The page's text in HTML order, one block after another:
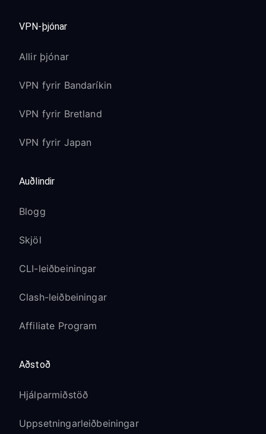
VPN-þjónar
Allir þjónar
VPN fyrir Bandaríkin
VPN fyrir Bretland
VPN fyrir Japan
Auðlindir
Blogg
Skjöl
CLI-leiðbeiningar
Clash-leiðbeiningar
Affiliate Program
Aðstoð
Hjálparmiðstöð
Uppsetningarleiðbeiningar